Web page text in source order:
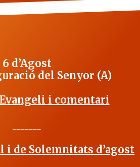
6 d’Agost
del Senyor (A)
i comentari
i de Solemnitats d’agost